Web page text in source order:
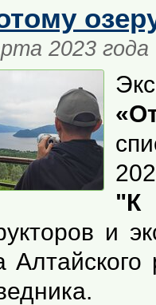
2023 года
"К
и